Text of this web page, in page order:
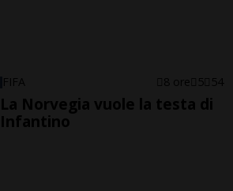
FIFA 8 ore 5 54
La Norvegia vuole la testa di
Infantino